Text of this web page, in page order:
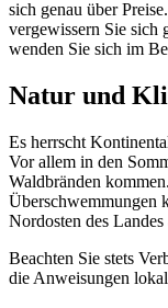
sich genau über
vergewissern Sie sich
wenden Sie sich im
Natur und
Es herrscht
Vor allem in den
Waldbränden kommen.
Überschwemmungen
Nordosten des
Beachten Sie stets
die Anweisungen